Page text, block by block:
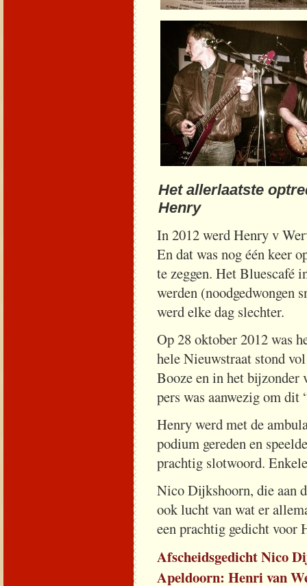
Het allerlaatste
Henry
In 2012 werd Henry v
En dat was nog één keer
te zeggen. Het Bluescafé
werden (noodgedwongen
werd elke dag slechter.
Op 28 oktober 2012 was
hele Nieuwstraat stond
Booze en in het
pers was aanwezig om dit
Henry werd met de
podium gereden en
prachtig slotwoord.
Nico Dijkshoorn, die aan
ook lucht van wat er
een prachtig gedicht voor
Afscheidsgedicht Nico
Apeldoorn: Henri van